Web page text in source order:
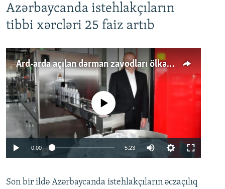
Azərbaycanda istehlakçıların
tibbi xərcləri 25 faiz artıb
Ard-arda açılan dərman zavodları ölkənin tələbatını ödəyirmi?
No media source currently available
0:00 5:23
360p
Son bir ildə Azərbaycanda istehlakçıların əczaçılıq